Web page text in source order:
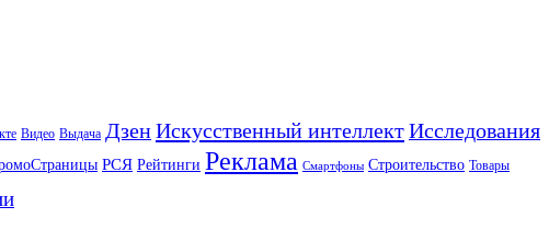
Видео Выдача ДзенИскусственный интеллектИсследования
РСЯ Рейтинги Реклама Смартфоны Строительство Товары